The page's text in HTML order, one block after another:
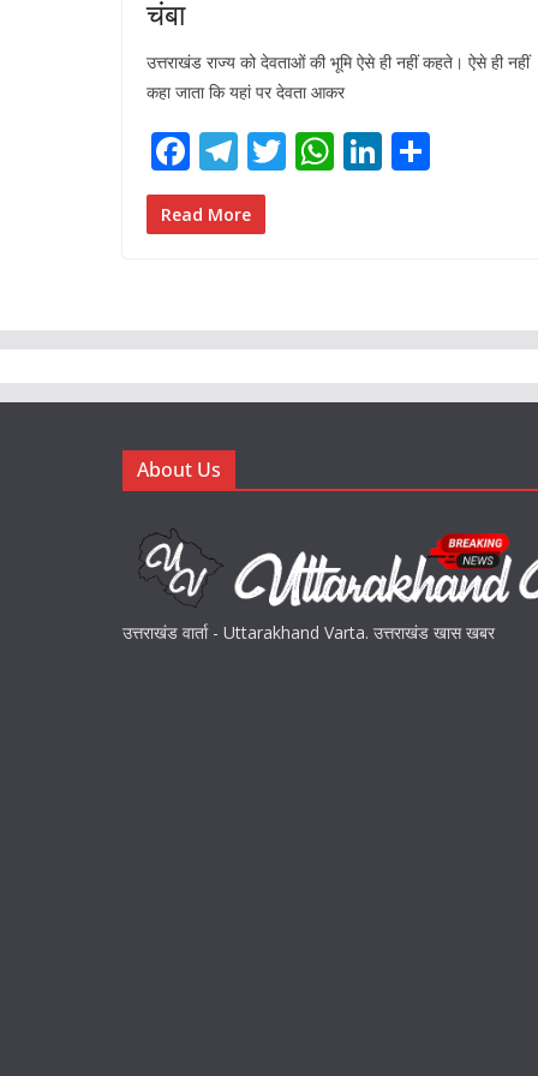
चंबा
उत्तराखंड राज्‍य को देवताओं की भूमि ऐसे ही नहीं कहते। ऐसे ही नहीं
कहा जाता कि यहां पर देवता आकर
F
ac
e
o
k
T
el
e
m
T W
p
p
Li
n
Read More
About Us
उत्तराखंड वार्ता - Uttarakhand Varta. उत्तराखंड खास खबर